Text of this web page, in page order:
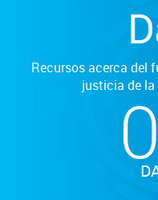
Recursos acerca del
justicia de